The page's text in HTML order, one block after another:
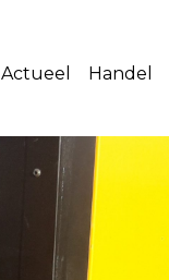
Actueel Handel